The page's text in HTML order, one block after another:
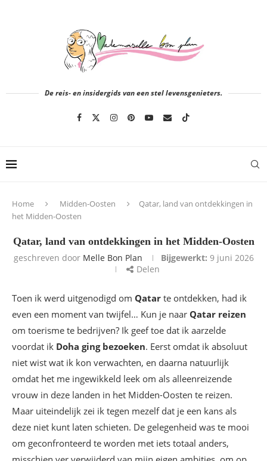
De reis- en insidergids van een stel levensgenieters.
Home Midden-Oosten
Qatar, land van ontdekkingen in
het Midden-Oosten
Qatar, land van ontdekkingen in het Midden-Oosten
geschreven door Melle Bon Plan Bijgewerkt: 9 juni 2026
Delen
Toen ik werd uitgenodigd om Qatar te ontdekken, had ik
even een moment van twijfel… Kun je naar Qatar reizen
om toerisme te bedrijven? Ik geef toe dat ik aarzelde
voordat ik Doha ging bezoeken. Eerst omdat ik absoluut
niet wist wat ik kon verwachten, en daarna natuurlijk
omdat het me ingewikkeld leek om als alleenreizende
vrouw in deze landen in het Midden-Oosten te reizen.
Maar uiteindelijk zei ik tegen mezelf dat je een kans als
deze niet kunt laten schieten. De gelegenheid was te mooi
om geconfronteerd te worden met iets totaal anders,